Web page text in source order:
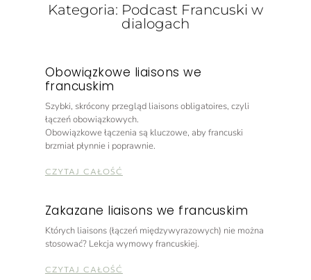
Kategoria: Podcast Francuski w
dialogach
Obowiązkowe liaisons we
francuskim
Szybki, skrócony przegląd liaisons obligatoires, czyli
łączeń obowiązkowych.
Obowiązkowe łączenia są kluczowe, aby francuski
brzmiał płynnie i poprawnie.
CZYTAJ CAŁOŚĆ
Zakazane liaisons we francuskim
Których liaisons (łączeń międzywyrazowych) nie można
stosować? Lekcja wymowy francuskiej.
CZYTAJ CAŁOŚĆ